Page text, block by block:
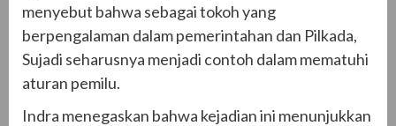
menyebut bahwa sebagai tokoh yang
berpengalaman dalam pemerintahan dan Pilkada,
Sujadi seharusnya menjadi contoh dalam mematuhi
aturan pemilu.
Indra menegaskan bahwa kejadian ini menunjukkan